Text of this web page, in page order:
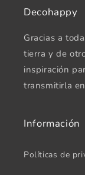
Decohappy
Gracias a
tierra y de
inspiración
transmitirla
Información
Políticas de